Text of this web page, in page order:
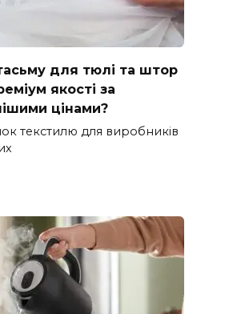
для тюлі та штор
якості за
цінами?
текстилю для виробників